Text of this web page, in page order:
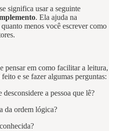
significa usar a seguinte
. Ela ajuda na
menos você escrever como
pensar em como facilitar a leitura,
e se fazer algumas perguntas:
a pessoa que lê?
da ordem lógica?